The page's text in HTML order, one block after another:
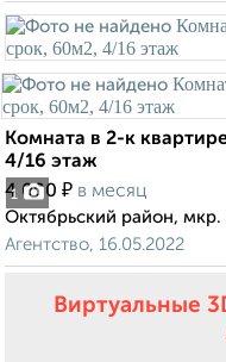
1
Комната в 2-к
4/16 этаж
4 000 ₽ в месяц
Октябрьский район,
Агентство, 16.05.2022
Виртуальные